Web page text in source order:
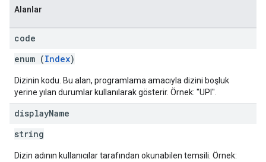
Alanlar
code
enum (Index)
Dizinin kodu. Bu alan, programlama amacıyla dizini boşluk
yerine yılan durumlar kullanılarak gösterir. Örnek: "UPI".
displayName
string
Dizin adının kullanıcılar tarafından okunabilen temsili. Örnek: